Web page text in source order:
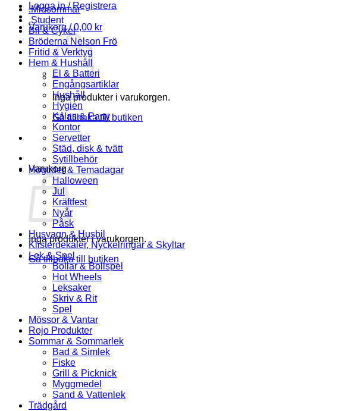
Logga in / Registrera
Varukorg /0,00 kr
Inga produkter i varukorgen.
Gå tillbaka till butiken
Varukorg
Inga produkter i varukorgen.
Gå tillbaka till butiken
.Midsommar
.Student
Bil & Cykel
Bröderna Nelson Frö
Fritid & Verktyg
Hem & Hushåll
El & Batteri
Engångsartiklar
Hushåll
Hygien
Kalas & Party
Kontor
Servetter
Städ, disk & tvätt
Sytillbehör
Högtider & Temadagar
Halloween
Jul
Kräftfest
Nyår
Påsk
Husvagn & Husbil
Klisterdekaler, Nyckelringar & Skyltar
Lek & Spel
Bollar & Bollspel
Hot Wheels
Leksaker
Skriv & Rit
Spel
Mössor & Vantar
Rojo Produkter
Sommar & Sommarlek
Bad & Simlek
Fiske
Grill & Picknick
Myggmedel
Sand & Vattenlek
Trädgård